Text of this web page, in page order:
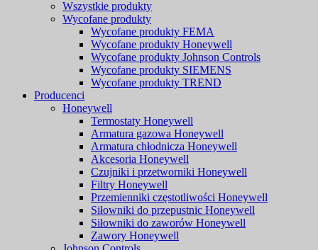
Wszystkie produkty
Wycofane produkty
Wycofane produkty FEMA
Wycofane produkty Honeywell
Wycofane produkty Johnson Controls
Wycofane produkty SIEMENS
Wycofane produkty TREND
Producenci
Honeywell
Termostaty Honeywell
Armatura gazowa Honeywell
Armatura chłodnicza Honeywell
Akcesoria Honeywell
Czujniki i przetworniki Honeywell
Filtry Honeywell
Przemienniki częstotliwości Honeywell
Siłowniki do przepustnic Honeywell
Siłowniki do zaworów Honeywell
Zawory Honeywell